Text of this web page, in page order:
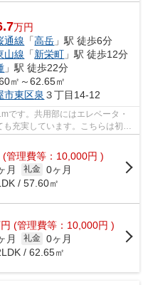
万円
通線 「高岳 」駅 徒歩6分
山線 「新栄町 」駅 徒歩12分
」駅 徒歩22分
㎡～62.65㎡
市東区泉 ３丁目14-12
です。共用部にはエレベータ・
充実しています。こちらは初期
(管理費等：10,000円 )
月 礼金 0ヶ月
/ 57.60㎡
円 (管理費等：10,000円 )
月 礼金 0ヶ月
/ 62.65㎡